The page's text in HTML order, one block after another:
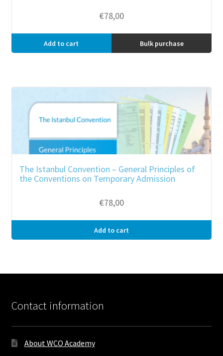
€78,00
Add to cart Bulk purchase
The Istanbul Convention – General Principles of
the Conventions on Temporary Admission
€78,00
Add to cart
Contact information
About WCO Academy